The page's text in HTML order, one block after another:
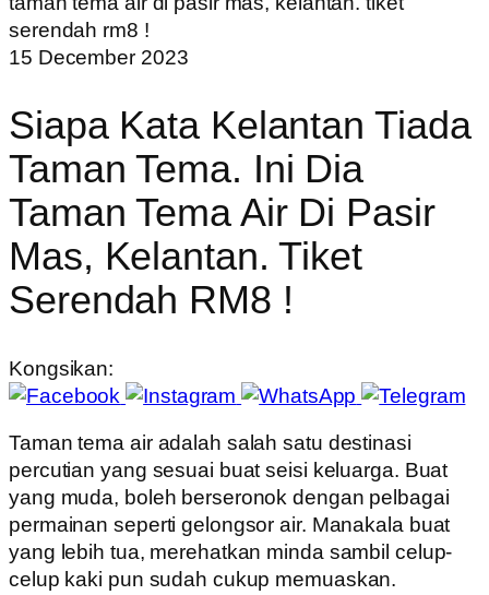
15 December 2023
Siapa Kata Kelantan Tiada
Taman Tema. Ini Dia
Taman Tema Air Di Pasir
Mas, Kelantan. Tiket
Serendah RM8 !
Kongsikan:
Taman tema air adalah salah satu destinasi
percutian yang sesuai buat seisi keluarga. Buat
yang muda, boleh berseronok dengan pelbagai
permainan seperti gelongsor air. Manakala buat
yang lebih tua, merehatkan minda sambil celup-
celup kaki pun sudah cukup memuaskan.